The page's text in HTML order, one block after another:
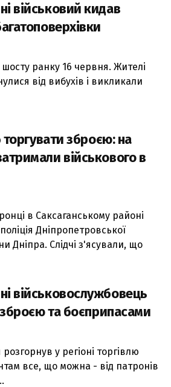
військовий кидав
ранку 16 червня. Жителі
від вибухів і викликали
торгувати зброєю: на
військового в
в Саксаганському районі
Дніпропетровської
Дніпра. Слідчі з'ясували, що
військовослужбовець
зброєю та боєприпасами
у регіоні торгівлю
все, що можна - від патронів